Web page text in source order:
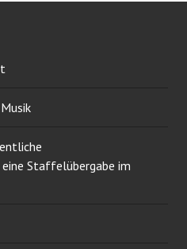
Staffelübergabe im